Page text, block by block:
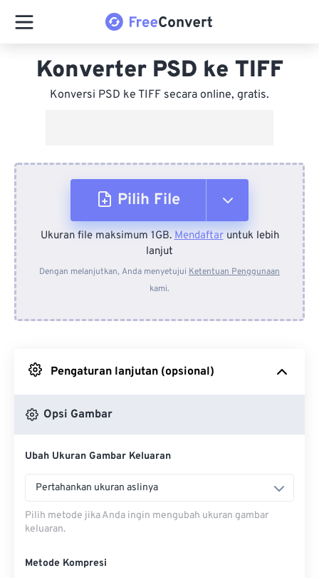
Konverter PSD ke TIFF
Konversi PSD ke TIFF secara online, gratis.
Pilih File
Dari Perangkat
Dari Dropbox
Ukuran file maksimum 1GB.Mendaftaruntuk lebih
lanjut
Dengan melanjutkan, Anda menyetujui Ketentuan Penggunaan
kami.
Pengaturan lanjutan (opsional)
Opsi Gambar
Ubah Ukuran Gambar Keluaran
Pertahankan ukuran aslinya
Pilih metode jika Anda ingin mengubah ukuran gambar
keluaran.
Metode Kompresi